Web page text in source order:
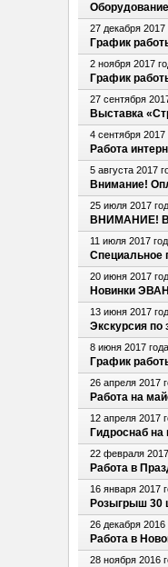
27 декабря 2017
График
2 ноября 2017
График
27 сентября
Выставка
4 сентября 2017
Работа
5 августа 2017
Внимание!
25 июля 2017
ВНИМАНИЕ!
11 июля 2017
Специальное
20 июня 2017
Новинки
13 июня 2017
Экскурсия по
8 июня 2017 года
График
26 апреля 2017
Работа на
12 апреля 2017
Гидроснаб
22 февраля
Работа в
16 января 2017
Розыгрыш 30
26 декабря 2016
Работа в
28 ноября 2016